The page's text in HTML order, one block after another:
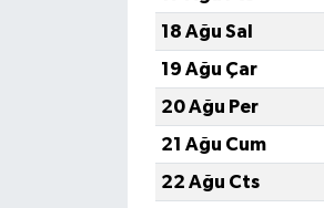
18 Ağu Sal
19 Ağu Çar
20 Ağu Per
21 Ağu Cum
22 Ağu Cts